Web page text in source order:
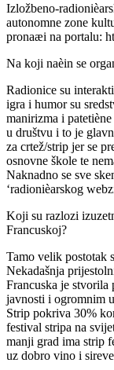
Izložbeno-
autonomne zone
pronaæi na portalu:
Na koji naèin se
Radionice su
igra i humor su
manirizma i
u društvu i to je
za crtež/strip jer se
osnovne škole te
Naknadno se sve
‘radionièarskog
Koji su razlozi
Francuskoj?
Tamo velik postotak
Nekadašnja
Francuska je
javnosti i ogromnim
Strip pokriva 30%
festival stripa na
manji grad ima strip
uz dobro vino i